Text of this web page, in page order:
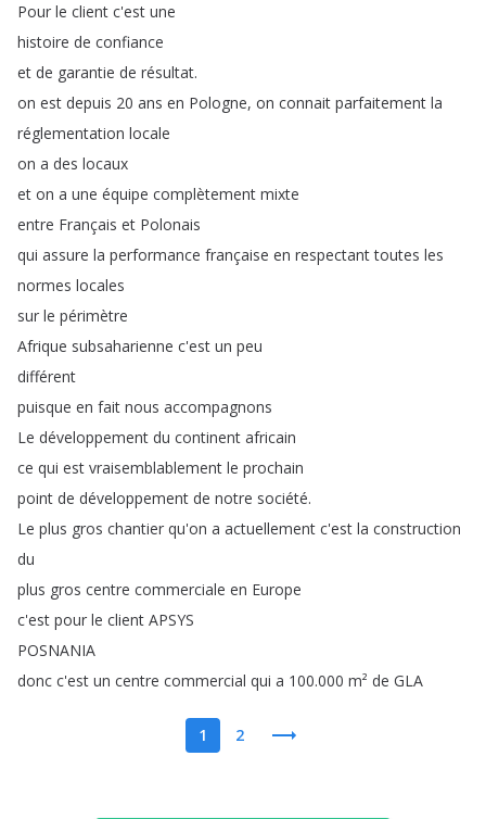
Pour le client c'est une
histoire de confiance
et de garantie de résultat.
on est depuis 20 ans en Pologne, on connait parfaitement la
réglementation locale
on a des locaux
et on a une équipe complètement mixte
entre Français et Polonais
qui assure la performance française en respectant toutes les
normes locales
sur le périmètre
Afrique subsaharienne c'est un peu
différent
puisque en fait nous accompagnons
Le développement du continent africain
ce qui est vraisemblablement le prochain
point de développement de notre société.
Le plus gros chantier qu'on a actuellement c'est la construction
du
plus gros centre commerciale en Europe
c'est pour le client APSYS
POSNANIA
donc c'est un centre commercial qui a 100.000 m² de GLA
1 2